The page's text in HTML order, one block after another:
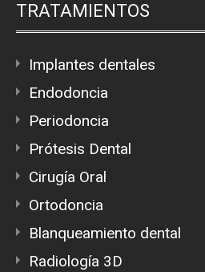
TRATAMIENTOS
Implantes dentales
Endodoncia
Periodoncia
Prótesis Dental
Cirugía Oral
Ortodoncia
Blanqueamiento dental
Radiología 3D